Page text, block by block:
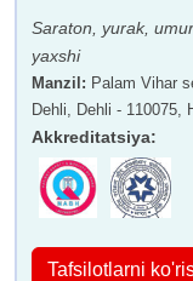
Saraton, yurak,
yaxshi
Manzil : Palam Vihar
Dehli, Dehli - 110075,
Akkreditatsiya:
Tafsilotlarni